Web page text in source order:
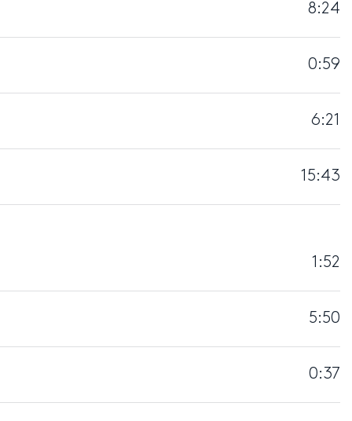
8:24
0:59
6:21
15:43
1:52
5:50
0:37